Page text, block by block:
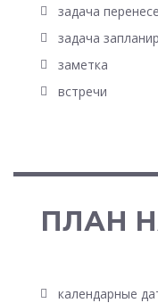
задача
задача
заметка
встречи
ПЛАН
календарные